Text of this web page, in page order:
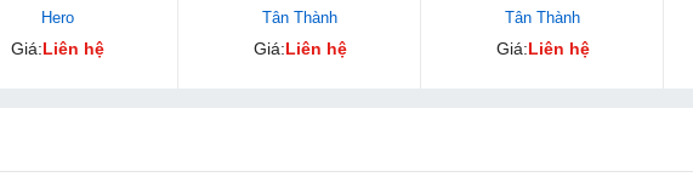
Hero
Giá:Liên hệ
Tân Thành
Giá:Liên hệ
Tân Thành
Giá:Liên hệ